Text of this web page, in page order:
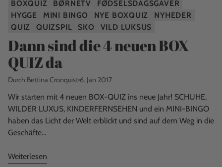
BOXQUIZ BØRNETV
FØDSELSDAGSGAVER
HYGGE
MINI BINGO NYE BOXQUIZ
NYHEDER
QUIZ
QUIZSPIL SKO VILD LUKSUS
Dann sind die 4 neuen BOX
QUIZ da
Durch Bettina Cronquist 6. Jan 2017
Wir starten mit 4 neuen BOX-QUIZ ins neue Jahr! SCHUHE,
WILDER LUXUS, KINDERFERNSEHEN und ein MINI-BINGO
haben das Licht der Welt erblickt und sind auf dem Weg in die
Geschäfte...
Weiterlesen